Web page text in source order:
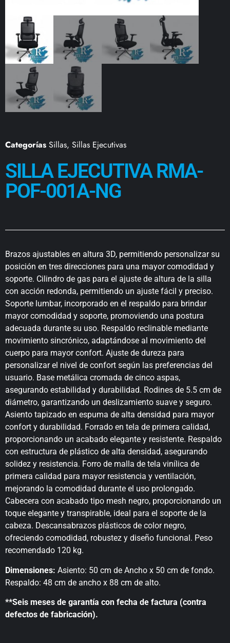
Categorías Sillas, Sillas Ejecutivas
SILLA EJECUTIVA RMA-
POF-001A-NG
Brazos ajustables en altura 3D, permitiendo personalizar su
posición en tres direcciones para una mayor comodidad y
soporte. Cilindro de gas para el ajuste de altura de la silla
con acción redonda, permitiendo un ajuste fácil y preciso.
Soporte lumbar, incorporado en el respaldo para brindar
mayor comodidad y soporte, promoviendo una postura
adecuada durante su uso. Respaldo reclinable mediante
movimiento sincrónico, adaptándose al movimiento del
cuerpo para mayor confort. Ajuste de dureza para
personalizar el nivel de confort según las preferencias del
usuario. Base metálica cromada de cinco aspas,
asegurando estabilidad y durabilidad. Rodines de 5.5 cm de
diámetro, garantizando un deslizamiento suave y seguro.
Asiento tapizado en espuma de alta densidad para mayor
confort y durabilidad. Forrado en tela de primera calidad,
proporcionando un acabado elegante y resistente. Respaldo
con estructura de plástico de alta densidad, asegurando
solidez y resistencia. Forro de malla de tela vinílica de
primera calidad para mayor resistencia y ventilación,
mejorando la comodidad durante el uso prolongado.
Cabecera con acabado tipo mesh negro, proporcionando un
toque elegante y transpirable, ideal para el soporte de la
cabeza. Descansabrazos plásticos de color negro,
ofreciendo comodidad, robustez y diseño funcional. Peso
recomendado 120 kg.
Dimensiones: Asiento: 50 cm de Ancho x 50 cm de fondo.
Respaldo: 48 cm de ancho x 88 cm de alto.
**Seis meses de garantía con fecha de factura (contra
defectos de fabricación).